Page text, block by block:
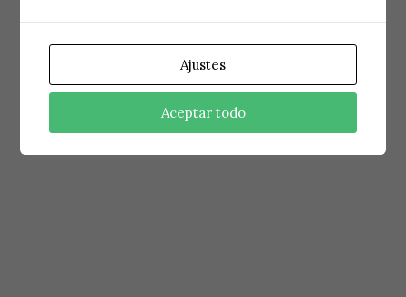
Nuestros Espacios
Como si de un recoleto oasis de bellos jardines se
tratara, vergel entre los Pinares del pago de…
Ajustes
Aceptar todo